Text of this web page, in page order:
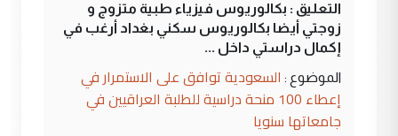
التعليق : بكالوريوس فيزياء طبية متزوج و
زوجتي أيضا بكالوريوس سكني بغداد أرغب في
إكمال دراستي داخل ...
الموضوع : السعودية توافق على الاستمرار في
إعطاء 100 منحة دراسية للطلبة العراقيين في
جامعاتها سنويا